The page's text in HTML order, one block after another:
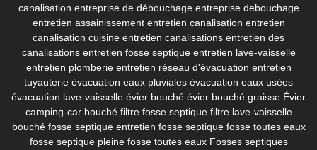
canalisation entreprise de débouchage entreprise debouchage
entretien assainissement entretien canalisation entretien
canalisation cuisine entretien canalisations entretien des
canalisations entretien fosse septique entretien lave-vaisselle
entretien plomberie entretien réseau d'évacuation entretien
tuyauterie évacuation eaux pluviales évacuation eaux usées
évacuation lave-vaisselle évier bouché évier bouché graisse Évier
camping-car bouché filtre fosse septique filtre lave-vaisselle
bouché fosse septique entretien fosse septique fosse toutes eaux
fosse septique pleine fosse toutes eaux Fosses septiques